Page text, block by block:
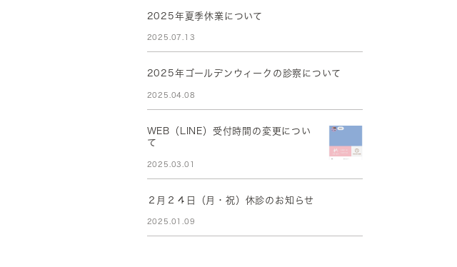
2025年夏季休業について
2025.07.13
2025年ゴールデンウィークの診察について
2025.04.08
WEB（LINE）受付時間の変更につい
て
2025.03.01
２月２４日（月・祝）休診のお知らせ
2025.01.09